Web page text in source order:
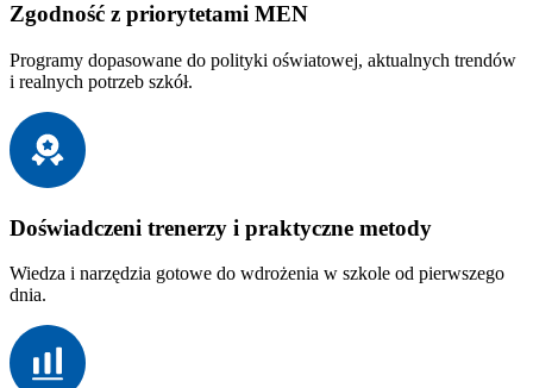
Zgodność z priorytetami MEN
Programy dopasowane do polityki oświatowej, aktualnych trendów
i realnych potrzeb szkół.
Doświadczeni trenerzy i praktyczne metody
Wiedza i narzędzia gotowe do wdrożenia w szkole od pierwszego
dnia.